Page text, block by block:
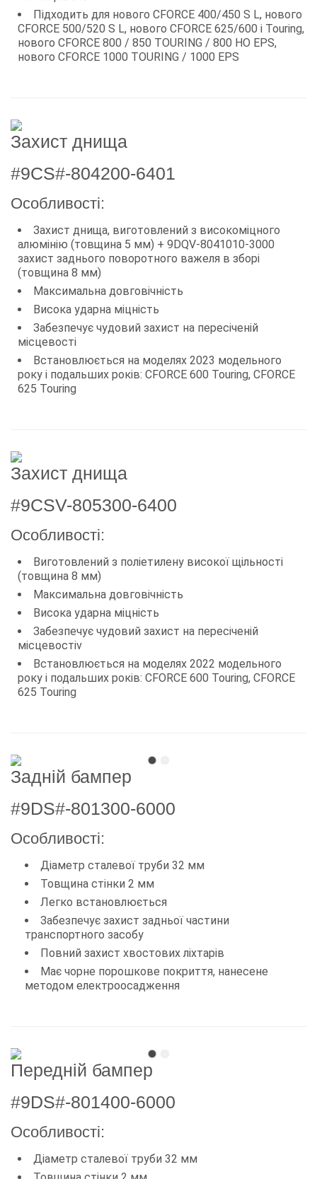
Підходить для нового CFORCE 400/450 S L, нового
CFORCE 500/520 S L, нового CFORCE 625/600 і Touring,
нового CFORCE 800 / 850 TOURING / 800 HO EPS,
нового CFORCE 1000 TOURING / 1000 EPS
Захист днища
#9CS#-804200-6401
Особливості:
Захист днища, виготовлений з високоміцного
алюмінію (товщина 5 мм) + 9DQV-8041010-3000
захист заднього поворотного важеля в зборі
(товщина 8 мм)
Максимальна довговічність
Висока ударна міцність
Забезпечує чудовий захист на пересіченій
місцевості
Встановлюється на моделях 2023 модельного
року і подальших років: CFORCE 600 Touring, CFORCE
625 Touring
Захист днища
#9CSV-805300-6400
Особливості:
Виготовлений з поліетилену високої щільності
(товщина 8 мм)
Максимальна довговічність
Висока ударна міцність
Забезпечує чудовий захист на пересіченій
місцевостіv
Встановлюється на моделях 2022 модельного
року і подальших років: CFORCE 600 Touring, CFORCE
625 Touring
Задній бампер
#9DS#-801300-6000
Особливості:
Діаметр сталевої труби 32 мм
Товщина стінки 2 мм
Легко встановлюється
Забезпечує захист задньої частини
транспортного засобу
Повний захист хвостових ліхтарів
Має чорне порошкове покриття, нанесене
методом електроосадження
Передній бампер
#9DS#-801400-6000
Особливості:
Діаметр сталевої труби 32 мм